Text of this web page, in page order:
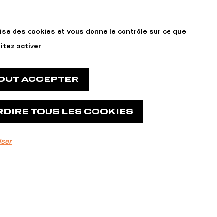
us
and Reservations
des cookies et vous donne le contrôle sur ce que
activer
ACCEPTER
TOUS LES COOKIES